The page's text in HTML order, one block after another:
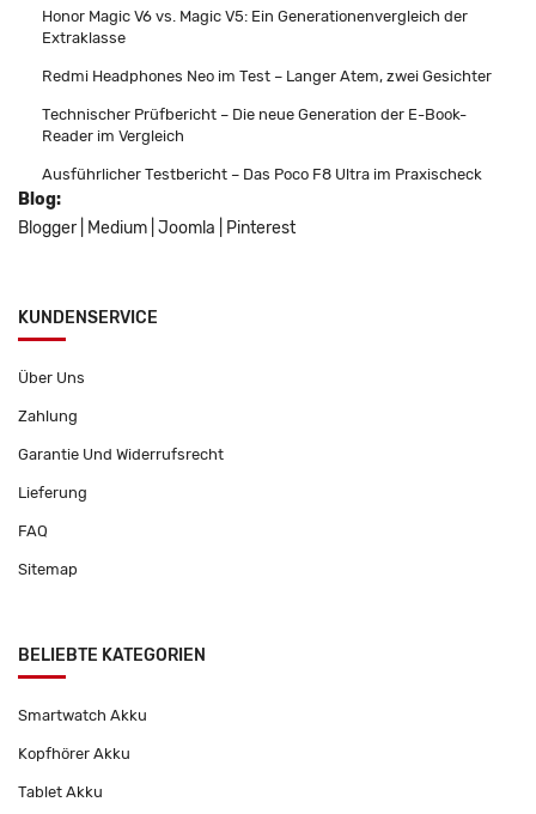
Honor Magic V6 vs. Magic V5: Ein Generationenvergleich der
Extraklasse
Redmi Headphones Neo im Test – Langer Atem, zwei Gesichter
Technischer Prüfbericht – Die neue Generation der E-Book-
Reader im Vergleich
Ausführlicher Testbericht – Das Poco F8 Ultra im Praxischeck
Blog:
Blogger
Medium Joomla Pinterest
KUNDENSERVICE
Über Uns
Zahlung
Garantie Und Widerrufsrecht
Lieferung
FAQ
Sitemap
BELIEBTE KATEGORIEN
Smartwatch Akku
Kopfhörer Akku
Tablet Akku